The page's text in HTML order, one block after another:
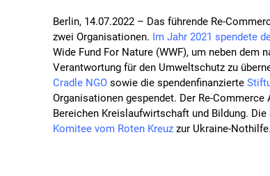
Berlin, 14.07.2022 – Das führende Re-
zwei Organisationen. Im Jahr 2021 spendete
Wide Fund For Nature (WWF), um neben
Verantwortung für den Umweltschutz zu
Cradle NGO sowie die spendenfinanzierte
Organisationen gespendet. Der Re-
Bereichen Kreislaufwirtschaft und Bildung.
Komitee vom Roten Kreuz zur Ukraine-Nothilfe.